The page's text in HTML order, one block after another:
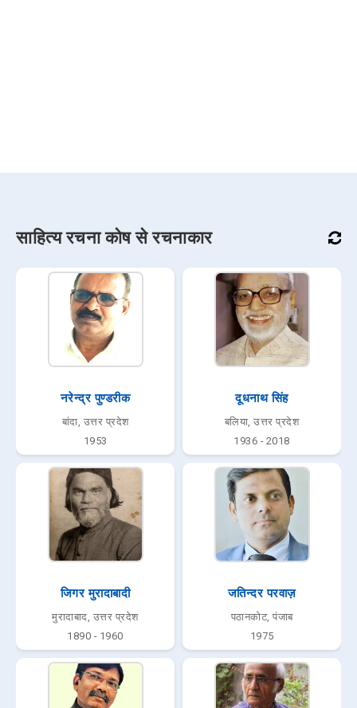
साहित्य रचना कोष से रचनाकार
नरेन्द्र पुण्डरीक
बांदा, उत्तर प्रदेश
1953
दूधनाथ सिंह
बलिया, उत्तर प्रदेश
1936 - 2018
जिगर मुरादाबादी
मुरादाबाद, उत्तर प्रदेश
1890 - 1960
जतिन्दर परवाज़
पठानकोट, पंजाब
1975